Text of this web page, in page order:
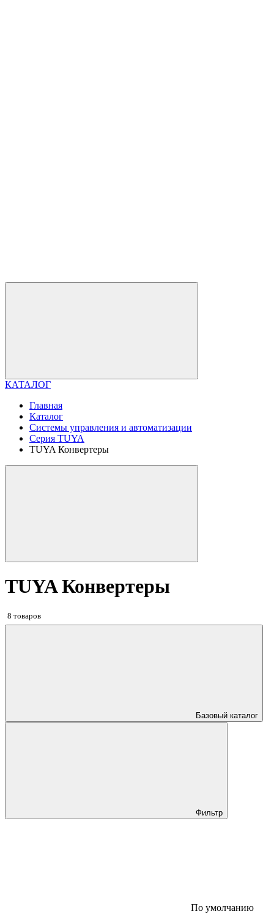
КАТАЛОГ
Главная
Каталог
Системы управления и автоматизации
Серия TUYA
TUYA Конвертеры
TUYA Конвертеры
8 товаров
Базовый каталог
Фильтр
По умолчанию